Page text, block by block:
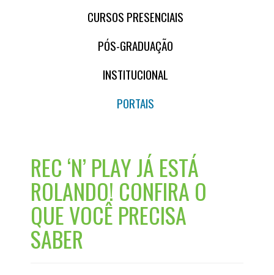
CURSOS PRESENCIAIS
PÓS-GRADUAÇÃO
INSTITUCIONAL
PORTAIS
REC ‘N’ PLAY JÁ ESTÁ
ROLANDO! CONFIRA O
QUE VOCÊ PRECISA
SABER